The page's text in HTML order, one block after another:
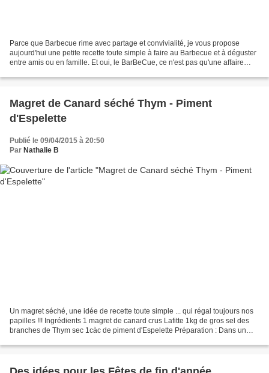
Parce que Barbecue rime avec partage et convivialité, je vous propose
aujourd'hui une petite recette toute simple à faire au Barbecue et à déguster
entre amis ou en famille. Et oui, le BarBeCue, ce n'est pas qu'une affaire
Magret de Canard séché Thym - Piment
d'Espelette
Publié le 09/04/2015 à 20:50
Par Nathalie B
Un magret séché, une idée de recette toute simple ... qui régal toujours nos
papilles !!! Ingrédients 1 magret de canard crus Lafitte 1kg de gros sel des
branches de Thym sec 1càc de piment d'Espelette Préparation : Dans un